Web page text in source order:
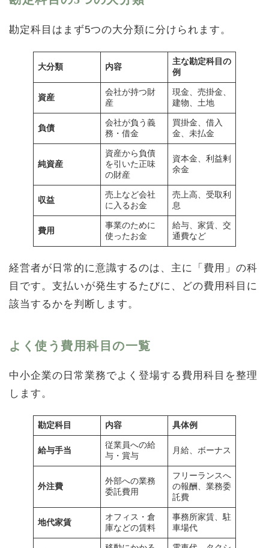
勘定科目はまず5つの大分類に分けられます。
大分類 内容
主な勘定科目の
例
資産
会社が持つ財
産
現金、売掛金、
建物、土地
負債
会社が負う義
務・借金
買掛金、借入
金、未払金
純資産
資産から負債
を引いた正味
の財産
資本金、利益剰
余金
収益
売上など会社
に入るお金
売上高、受取利
息
費用
事業のために
使ったお金
給与、家賃、交
通費など
経営者が日常的に意識するのは、主に「費用」の科
目です。支払いが発生するたびに、どの費用科目に
該当するかを判断します。
よく使う費用科目の一覧
中小企業の日常業務でよく登場する費用科目を整理
します。
勘定科目 内容 具体例
給与手当
従業員への給
与・賞与
月給、ボーナス
外注費
外部への業務
委託費用
フリーランスへ
の報酬、業務委
託費
地代家賃
オフィス・倉
庫などの賃料
事務所家賃、駐
車場代